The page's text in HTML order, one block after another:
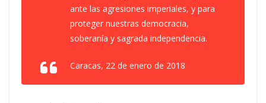
ante las agresiones imperiales, y para
proteger nuestras democracia,
soberanía y sagrada independencia.
Caracas, 22 de enero de 2018